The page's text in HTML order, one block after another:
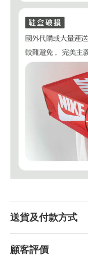
送貨及付款方式
顧客評價